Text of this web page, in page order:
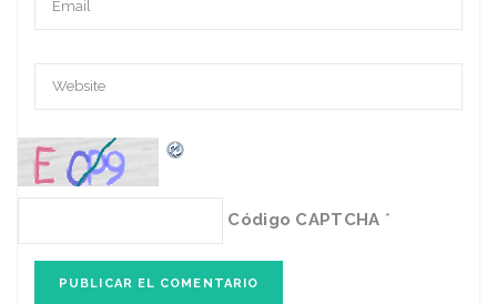
Código CAPTCHA *